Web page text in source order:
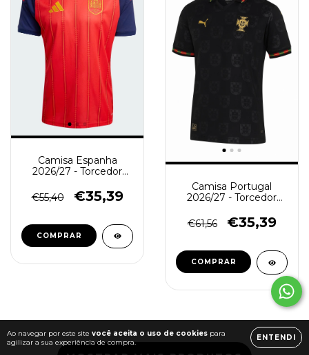
Ao navegar por este site você aceita o uso de cookies para
agilizar a sua experiência de compra.
ENTENDI
Camisa Espanha
2026/27 - Torcedor
€55,40
€35,39
COMPRAR
Camisa Portugal
2026/27 - Torcedor
€61,56
€35,39
COMPRAR